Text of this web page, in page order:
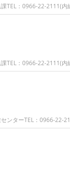
TEL：0966-22-2111(
TEL：0966-22-2111(
ンターTEL：0966-22-